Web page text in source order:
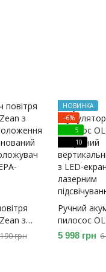
з
грн
НОВИНКА
−6%
5
10
Ручний
пилосос
Потужний
5 998 грн 6